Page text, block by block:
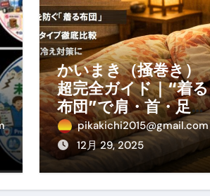
かいまき（掻巻き）
超完全ガイド｜“着る
布団”で肩・首・足元
の冷えを根こそぎ防
ぐ！素材別おすす
め・選び方・洗い
pikakichi2015@gmail.com
12月 29, 2025